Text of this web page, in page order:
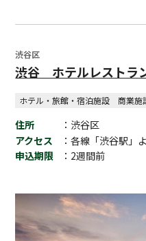
渋谷区
渋谷 ホテルレストラ
ホテル・旅館・宿泊施設 商業施
住所
：渋谷区
アクセス
：各線「渋谷駅」
申込期限
：2週間前